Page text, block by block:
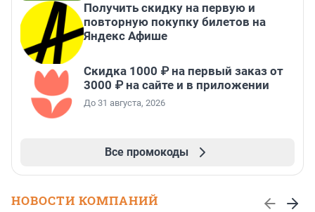
Получить скидку на первую и
повторную покупку билетов на
Яндекс Афише
Скидка 1000 ₽ на первый заказ от
3000 ₽ на сайте и в приложении
До 31 августа, 2026
Все промокоды
НОВОСТИ КОМПАНИЙ